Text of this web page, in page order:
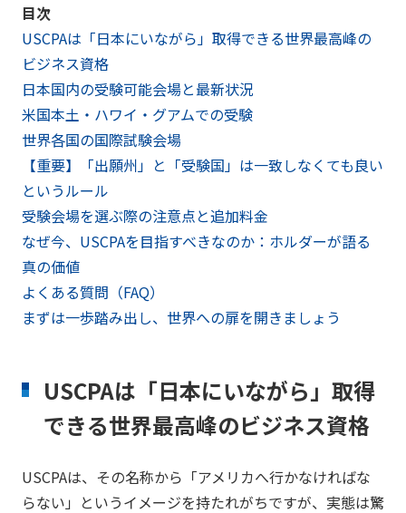
目次
USCPAは「日本にいながら」取得できる世界最高峰の
ビジネス資格
日本国内の受験可能会場と最新状況
米国本土・ハワイ・グアムでの受験
世界各国の国際試験会場
【重要】「出願州」と「受験国」は一致しなくても良い
というルール
受験会場を選ぶ際の注意点と追加料金
なぜ今、USCPAを目指すべきなのか：ホルダーが語る
真の価値
よくある質問（FAQ）
まずは一歩踏み出し、世界への扉を開きましょう
USCPAは「日本にいながら」取得
できる世界最高峰のビジネス資格
USCPAは、その名称から「アメリカへ行かなければな
らない」というイメージを持たれがちですが、実態は驚